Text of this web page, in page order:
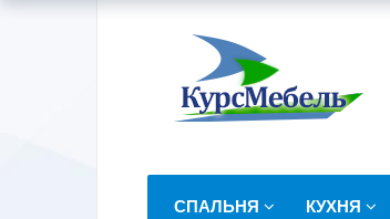
СПАЛЬНЯ КУХНЯ